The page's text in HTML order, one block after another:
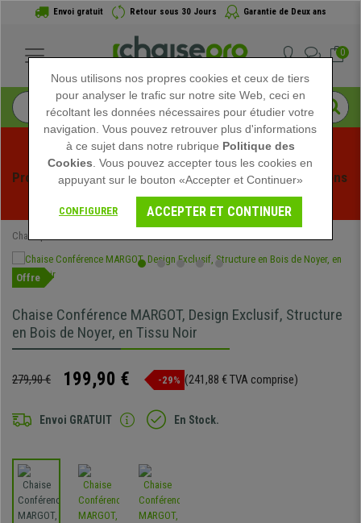
Envoi gratuit Retour sous 30 Jours Garantie de Deux ans
0
Profitez des soldes d'été chez Chaisepro ! Des réductions
exclusives pour une durée limitée - Voir l'offre
Chaisepro
Offre
Chaise Conférence MARGOT, Design Exclusif, Structure
en Bois de Noyer, en Tissu Noir
279,90 € 199,90 € -29% (241,88 € TVA comprise)
Envoi GRATUIT En Stock.
Nous utilisons nos propres cookies et ceux de tiers
pour analyser le trafic sur notre site Web, ceci en
récoltant les données nécessaires pour étudier votre
navigation. Vous pouvez retrouver plus d'informations
à ce sujet dans notre rubrique Politique des
Cookies . Vous pouvez accepter tous les cookies en
appuyant sur le bouton «Accepter et Continuer»
CONFIGURER ACCEPTER ET CONTINUER